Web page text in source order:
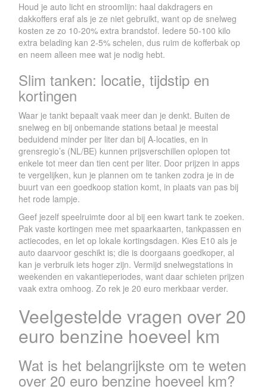
Houd je auto licht en stroomlijn: haal dakdragers en
dakkoffers eraf als je ze niet gebruikt, want op de snelweg
kosten ze zo 10-20% extra brandstof. Iedere 50-100 kilo
extra belading kan 2-5% schelen, dus ruim de kofferbak op
en neem alleen mee wat je nodig hebt.
Slim tanken: locatie, tijdstip en
kortingen
Waar je tankt bepaalt vaak meer dan je denkt. Buiten de
snelweg en bij onbemande stations betaal je meestal
beduidend minder per liter dan bij A-locaties, en in
grensregio’s (NL/BE) kunnen prijsverschillen oplopen tot
enkele tot meer dan tien cent per liter. Door prijzen in apps
te vergelijken, kun je plannen om te tanken zodra je in de
buurt van een goedkoop station komt, in plaats van pas bij
het rode lampje.
Geef jezelf speelruimte door al bij een kwart tank te zoeken.
Pak vaste kortingen mee met spaarkaarten, tankpassen en
actiecodes, en let op lokale kortingsdagen. Kies E10 als je
auto daarvoor geschikt is; die is doorgaans goedkoper, al
kan je verbruik iets hoger zijn. Vermijd snelwegstations in
weekenden en vakantieperiodes, want daar schieten prijzen
vaak extra omhoog. Zo rek je 20 euro merkbaar verder.
Veelgestelde vragen over 20
euro benzine hoeveel km
Wat is het belangrijkste om te weten
over 20 euro benzine hoeveel km?